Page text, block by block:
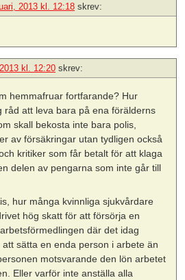
2013 kl. 12:18 skrev:
kl. 12:20 skrev:
hemmafruar fortfarande? Hur
råd att leva bara på ena förälderns
skall bekosta inte bara polis,
av försäkringar utan tydligen också
kritiker som får betalt för att klaga
delen av pengarna som inte går till
hur många kvinnliga sjukvårdare
hög skatt för att försörja en
där det idag
sätta en enda person i arbete än
motsvarande den lön arbetet
Eller varför inte anställa alla